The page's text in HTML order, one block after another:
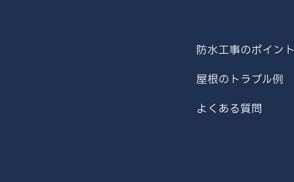
防水工事のポイント
屋根のトラブル例
よくある質問